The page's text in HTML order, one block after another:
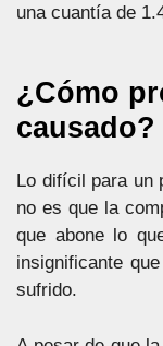
una cuantía de
¿Cómo
causado?
Lo difícil para un
no es que la
que abone lo
insignificante
sufrido.